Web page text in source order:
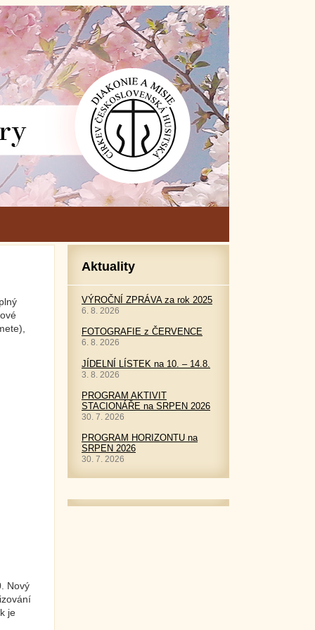
Nový
je
Aktuality
VÝROČNÍ ZPRÁVA za rok 2025
6. 8. 2026
FOTOGRAFIE z ČERVENCE
6. 8. 2026
JÍDELNÍ LÍSTEK na 10. – 14.8.
3. 8. 2026
PROGRAM AKTIVIT
STACIONÁŘE na SRPEN 2026
30. 7. 2026
PROGRAM HORIZONTU na
SRPEN 2026
30. 7. 2026